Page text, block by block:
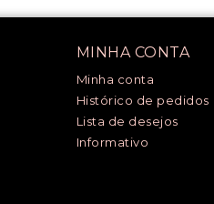
MINHA CONTA
Minha conta
Histórico de pedidos
Lista de desejos
Informativo